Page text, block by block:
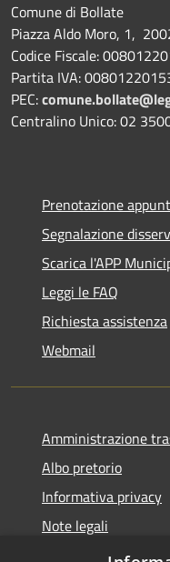
Comune di Bollate
Piazza Aldo Moro, 1,
Codice Fiscale:
Partita IVA:
PEC:
Centralino Unico: 02
Prenotazione
Segnalazione
Scarica l'APP
Leggi le FAQ
Richiesta assistenza
Webmail
Amministrazione
Albo pretorio
Informativa privacy
Note legali
Dichiarazione di